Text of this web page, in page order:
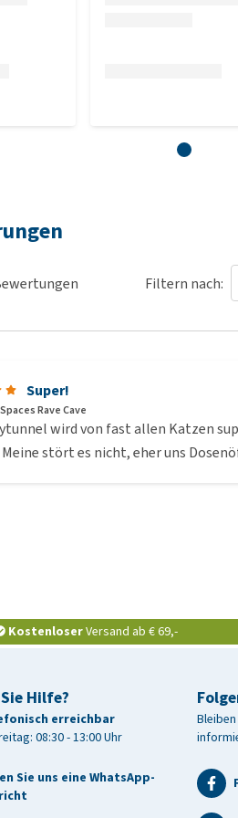
Filtern nach:
Super!
Rave Cave
wird von fast allen Katzen
stört es nicht, eher uns
KostenloserVersand ab € 69,-
Hilfe?
erreichbar
08:30 - 13:00 Uhr
Sie uns eine WhatsApp-